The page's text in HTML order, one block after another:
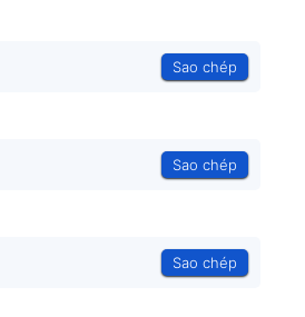
Sao chép
Sao chép
Sao chép